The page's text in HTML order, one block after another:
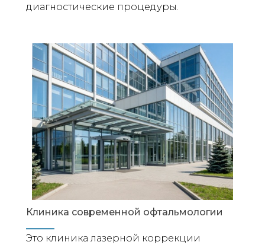
диагностические процедуры.
Клиника современной офтальмологии
______
Это клиника лазерной коррекции